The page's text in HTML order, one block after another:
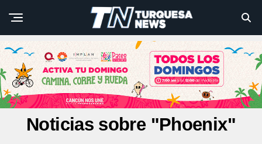
Noticias sobre "Phoenix"